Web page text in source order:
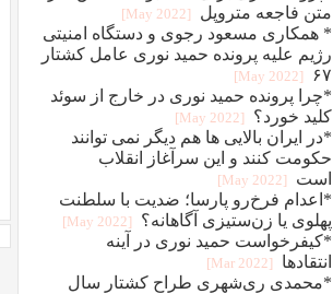
متن فاجعه متروپل
[2022 May]
* همکاری مسعود رجوی و دستگاه امنیتی
رژیم علیه پرونده حمید نوری عامل کشتار
۶۷
[2022 May]
*چرا پرونده حمید نوری در خارج از سوئد
کلید خورد؟
[2022 May]
*در ایران بالایی ها هم دیگر نمی توانند
حکومت کنند و این سرآغاز انقلاب
است
[2022 May]
*اعدام فرخ‌رو پارسا؛ ضديت با سلطنت
پهلوی يا زن‌ستيزی آگاهانه؟
[2022 May]
*کیفرخواست حمید نوری در آینه
انتقادها
[2022 Mar]
*محمدی‌ ری‌شهری طراح کشتار سال